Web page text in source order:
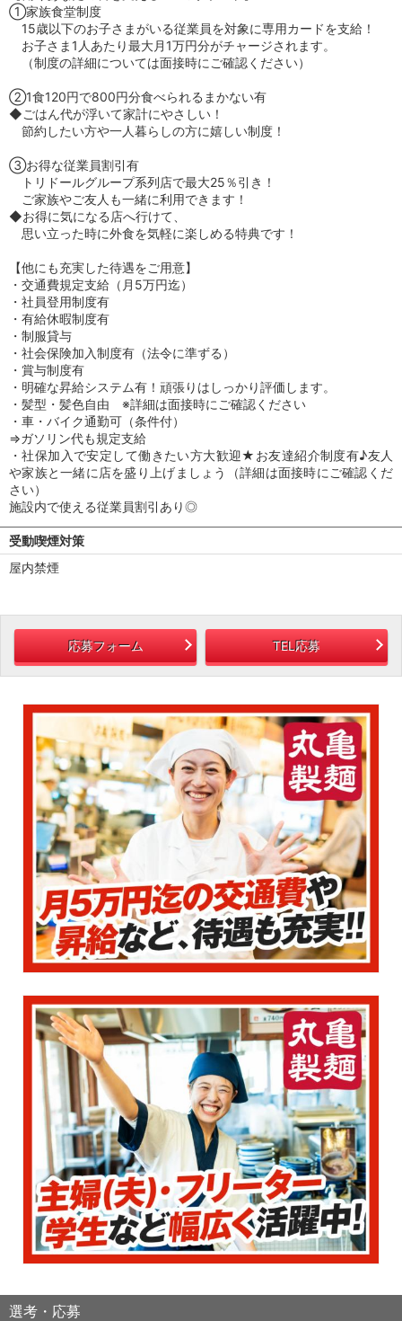
①家族食堂制度
15歳以下のお子さまがいる従業員を対象に専用カードを支給！
お子さま1人あたり最大月1万円分がチャージされます。
（制度の詳細については面接時にご確認ください）
②1食120円で800円分食べられるまかない有
◆ごはん代が浮いて家計にやさしい！
節約したい方や一人暮らしの方に嬉しい制度！
③お得な従業員割引有
トリドールグループ系列店で最大25％引き！
ご家族やご友人も一緒に利用できます！
◆お得に気になる店へ行けて、
思い立った時に外食を気軽に楽しめる特典です！
【他にも充実した待遇をご用意】
・交通費規定支給（月5万円迄）
・社員登用制度有
・有給休暇制度有
・制服貸与
・社会保険加入制度有（法令に準ずる）
・賞与制度有
・明確な昇給システム有！頑張りはしっかり評価します。
・髪型・髪色自由 ※詳細は面接時にご確認ください
・車・バイク通勤可（条件付）
⇒ガソリン代も規定支給
・社保加入で安定して働きたい方大歓迎★お友達紹介制度有♪友人
や家族と一緒に店を盛り上げましょう（詳細は面接時にご確認くだ
さい）
施設内で使える従業員割引あり◎
受動喫煙対策
屋内禁煙
応募フォーム TEL応募
選考・応募